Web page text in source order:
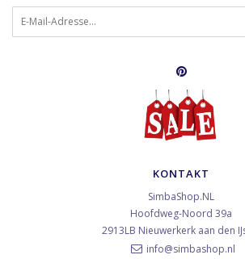
KONTAKT
SimbaShop.NL
Hoofdweg-Noord 39a
2913LB Nieuwerkerk aan den
info@simbashop.nl